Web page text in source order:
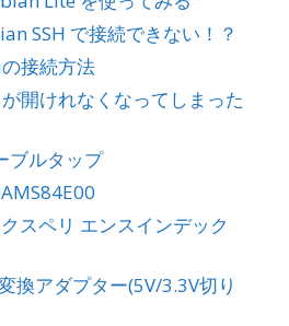
SSH で接続できない！？
接続方法
開けれなくなってしまった
ブルタップ
スペリ エンスインデック
換アダプター(5V/3.3V切り